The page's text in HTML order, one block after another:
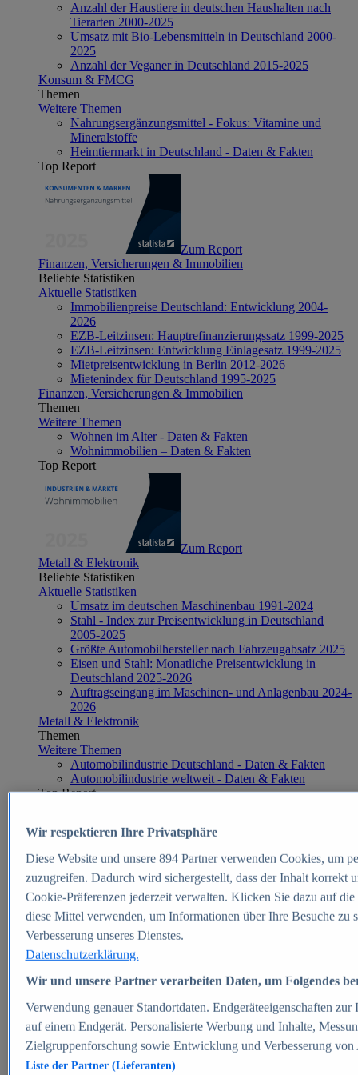
Anzahl der Haustiere in deutschen Haushalten nach
Tierarten 2000-2025
Umsatz mit Bio-Lebensmitteln in Deutschland 2000-
2025
Anzahl der Veganer in Deutschland 2015-2025
Konsum & FMCG
Themen
Weitere Themen
Nahrungsergänzungsmittel - Fokus: Vitamine und
Mineralstoffe
Heimtiermarkt in Deutschland - Daten & Fakten
Top Report
Zum Report
Finanzen, Versicherungen & Immobilien
Beliebte Statistiken
Aktuelle Statistiken
Immobilienpreise Deutschland: Entwicklung 2004-
2026
EZB-Leitzinsen: Hauptrefinanzierungssatz 1999-2025
EZB-Leitzinsen: Entwicklung Einlagesatz 1999-2025
Mietpreisentwicklung in Berlin 2012-2026
Mietenindex für Deutschland 1995-2025
Finanzen, Versicherungen & Immobilien
Themen
Weitere Themen
Wohnen im Alter - Daten & Fakten
Wohnimmobilien – Daten & Fakten
Top Report
Zum Report
Metall & Elektronik
Beliebte Statistiken
Aktuelle Statistiken
Umsatz im deutschen Maschinenbau 1991-2024
Stahl - Index zur Preisentwicklung in Deutschland
2005-2025
Größte Automobilhersteller nach Fahrzeugabsatz 2025
Eisen und Stahl: Monatliche Preisentwicklung in
Deutschland 2025-2026
Auftragseingang im Maschinen- und Anlagenbau 2024-
2026
Metall & Elektronik
Themen
Weitere Themen
Automobilindustrie Deutschland - Daten & Fakten
Automobilindustrie weltweit - Daten & Fakten
Top Report
Zum Report
E-commerce
Beliebte Statistiken
Aktuelle Statistiken
E-Commerce - Entwicklung des Umsatzes in
Deutschland 1999-2025
Umsatz von Amazon in Deutschland und weltweit
2010-2025
B2C-E-Commerce: Top-50 Online Shops in
Deutschland 2024
Marktanteile von Online-Zahlungsverfahren in
Deutschland 2024
Umsatzstarke Warengruppen im Online-Handel in
Deutschland 2023-2025
Wir respektieren Ihre Privatsphäre
Diese Website und unsere 894Partner verwenden Cookies, um
zuzugreifen. Dadurch wird sichergestellt, dass der Inhalt korrekt
Cookie-Präferenzen jederzeit verwalten. Klicken Sie dazu auf
diese Mittel verwenden, um Informationen über Ihre Besuche
Verbesserung unseres Dienstes.
Datenschutzerklärung.
Wir und unsere Partner verarbeiten Daten, um Folgendes
Verwendung genauer Standortdaten. Endgeräteeigenschaften
auf einem Endgerät. Personalisierte Werbung und Inhalte,
Zielgruppenforschung sowie Entwicklung und Verbesserung von
Liste der Partner (Lieferanten)